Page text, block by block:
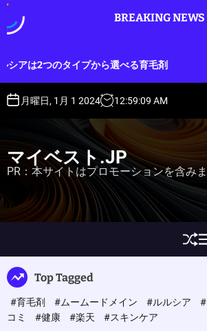
o
BREAKING NEWS
べる育毛剤 ルルシアは実質3ヶ月
月曜日, 1月 1 2024 12:59:10 AM
マイベスト.JP
PR：本サイトはプロモーションを含み
S
h
e
Top Tagged
#育毛剤 #ムームードメイン #ルルシア
コミ
#健康 #楽天 #スキンケア